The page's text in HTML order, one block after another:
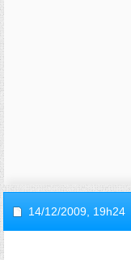
14/12/2009, 19h24